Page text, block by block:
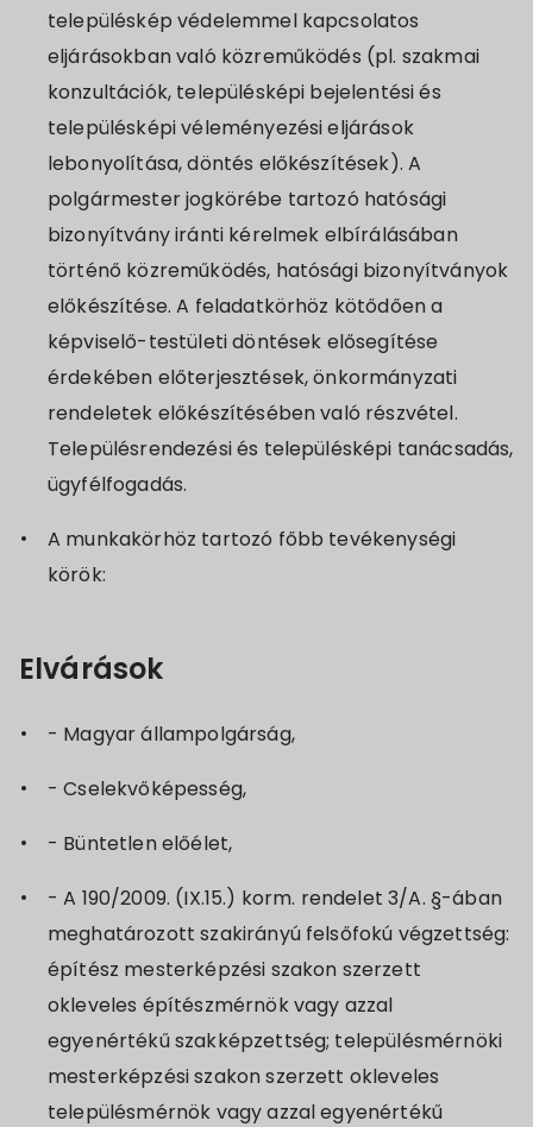
településkép védelemmel kapcsolatos
eljárásokban való közreműködés (pl. szakmai
konzultációk, településképi bejelentési és
településképi véleményezési eljárások
lebonyolítása, döntés előkészítések). A
polgármester jogkörébe tartozó hatósági
bizonyítvány iránti kérelmek elbírálásában
történő közreműködés, hatósági bizonyítványok
előkészítése. A feladatkörhöz kötődően a
képviselő-testületi döntések elősegítése
érdekében előterjesztések, önkormányzati
rendeletek előkészítésében való részvétel.
Településrendezési és településképi tanácsadás,
ügyfélfogadás.
A munkakörhöz tartozó főbb tevékenységi
körök:
Elvárások
- Magyar állampolgárság,
- Cselekvőképesség,
- Büntetlen előélet,
- A 190/2009. (IX.15.) korm. rendelet 3/A. §-ában
meghatározott szakirányú felsőfokú végzettség:
építész mesterképzési szakon szerzett
okleveles építészmérnök vagy azzal
egyenértékű szakképzettség; településmérnöki
mesterképzési szakon szerzett okleveles
településmérnök vagy azzal egyenértékű